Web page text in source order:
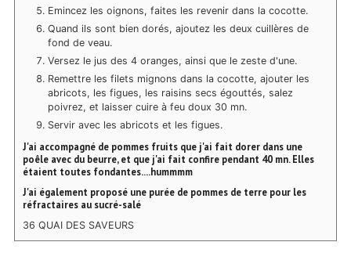
Emincez les oignons, faites les revenir dans la cocotte.
Quand ils sont bien dorés, ajoutez les deux cuillères de
fond de veau.
Versez le jus des 4 oranges, ainsi que le zeste d'une.
Remettre les filets mignons dans la cocotte, ajouter les
abricots, les figues, les raisins secs égouttés, salez
poivrez, et laisser cuire à feu doux 30 mn.
Servir avec les abricots et les figues.
J'ai accompagné de pommes fruits que j'ai fait dorer dans une
poêle avec du beurre, et que j'ai fait confire pendant 40 mn. Elles
étaient toutes fondantes....hummmm
J'ai également proposé une purée de pommes de terre pour les
réfractaires au sucré-salé
36 QUAI DES SAVEURS